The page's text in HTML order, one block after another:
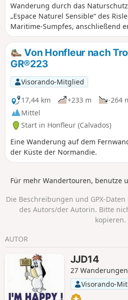
Wanderung durch das
„Espace Naturel Sensible“ des
Maritime-Sumpfes, anschließend
der Risle und der Teiche von Pont-
um schließlich im Bois d’Aubigny,
majestätische Buchen verbergen,
Höhenunterschied zu überwinden.
Vogelbeobachter können hier eine
von Vögeln beobachten und vor
vom kleinen Sperlingsvogel bis
majestätischen Storch. Die Aubrac-
mit ihren überdimensionalen
weiden das ganze Jahr über
Sumpfgebiet; man kann sie aus
erspähen. Vom Tourismusbüro
Terre d’Estuaire vorgeschlagene
Von Honfleur nach
GR®223
Visorando-Mitglied
17,44 km
+233 m -264
Mittel
Start in Honfleur (Calvados)
Eine Wanderung auf dem
der Küste der Normandie.
Für mehr Wandertouren, benutze
Die Beschreibungen und GPX-
des Autors/der Autorin. Bitte
kopieren.
AUTOR
JJD14
27 Wanderungen
Visorando-